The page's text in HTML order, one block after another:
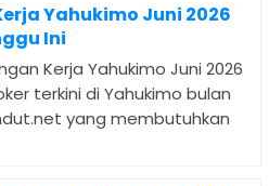
Yahukimo Juni 2026
Ini
Kerja Yahukimo Juni 2026
terkini di Yahukimo bulan
yang membutuhkan